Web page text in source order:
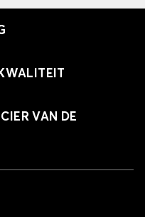
VAN DE